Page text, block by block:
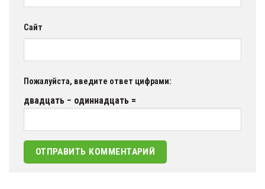
Сайт
Пожалуйста, введите ответ цифрами:
двадцать − одиннадцать =